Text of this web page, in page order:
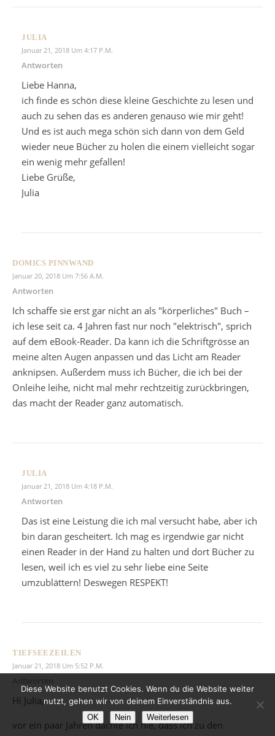
JULIA
Januar 21, 2018 Um 4:17 P.m.
Antworten
Liebe Hanna,
ich finde es schön diese kleine Geschichte zu lesen und
auch zu sehen das es anderen genauso wie mir geht!
Und es ist auch mega schön sich dann von dem Geld
wieder neue Bücher zu holen die einem vielleicht sogar
ein wenig mehr gefallen!
Liebe Grüße,
Julia
DOMICS PINNWAND
Januar 20, 2018 Um 7:56 A.m.
Antworten
Ich schaffe sie erst gar nicht an als "körperliches" Buch –
ich lese seit ca. 4 Jahren fast nur noch "elektrisch", sprich
auf dem eBook-Reader. Da kann ich die Schriftgrösse an
meine alten Augen anpassen und das Licht am Reader
anknipsen. Außerdem muss ich Bücher, die ich bei der
Onleihe leihe, nicht mal mehr rechtzeitig zurückbringen,
das macht der Reader ganz automatisch.
JULIA
Januar 21, 2018 Um 4:18 P.m.
Antworten
Das ist eine Leistung die ich mal versucht habe, aber ich
bin daran gescheitert. Ich mag es irgendwie gar nicht
einen Reader in der Hand zu halten und dort Bücher zu
lesen, weil ich es viel zu sehr liebe eine Seite
umzublättern! Deswegen RESPEKT!
TIEFSEEZEILEN
Januar 21, 2018 Um 5:52 P.m.
Hi Julia,
vor ein paar Jahren dachte ich nie, dass ich zu den
Diese Website benutzt Cookies. Wenn du die Website weiter
nutzt, gehen wir von deinem Einverständnis aus.
OK Nein Weiterlesen